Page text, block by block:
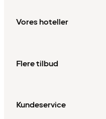
Vores hoteller
Flere tilbud
Kundeservice